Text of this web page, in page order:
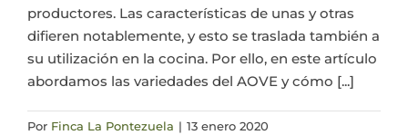
productores. Las características de unas y otras
difieren notablemente, y esto se traslada también a
su utilización en la cocina. Por ello, en este artículo
abordamos las variedades del AOVE y cómo [...]
Por Finca La Pontezuela | 13 enero 2020